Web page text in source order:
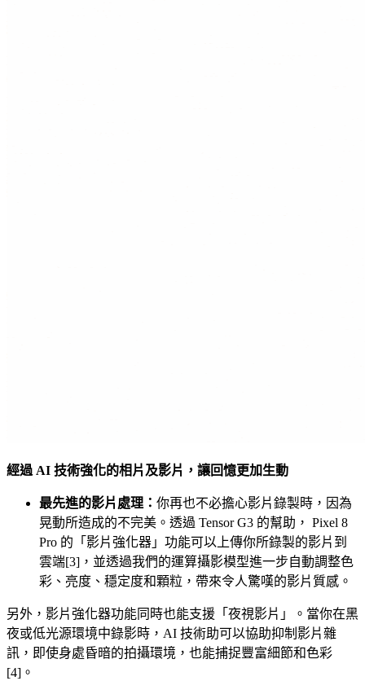
經過 AI 技術強化的相片及影片，讓回憶更加生動
最先進的影片處理： 你再也不必擔心影片錄製時，因為
晃動所造成的不完美。透過 Tensor G3 的幫助， Pixel 8
Pro 的「影片強化器」功能可以上傳你所錄製的影片到
雲端[3]，並透過我們的運算攝影模型進一步自動調整色
彩、亮度、穩定度和顆粒，帶來令人驚嘆的影片質感。
另外，影片強化器功能同時也能支援「夜視影片」。當你在黑
夜或低光源環境中錄影時，AI 技術助可以協助抑制影片雜
訊，即使身處昏暗的拍攝環境，也能捕捉豐富細節和色彩
[4]。